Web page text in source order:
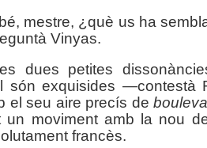
mestre, ¿què us ha
Vinyas.
dues petites
són exquisides —contestà
el seu aire precís de
un moviment amb la nou
francès.